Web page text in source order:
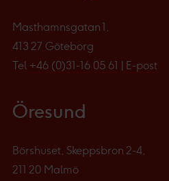
Masthamnsgatan 1,
413 27 Göteborg
Tel +46 (0)31-16 05 61 | E-post
Öresund
Börshuset, Skeppsbron 2-4,
211 20 Malmö